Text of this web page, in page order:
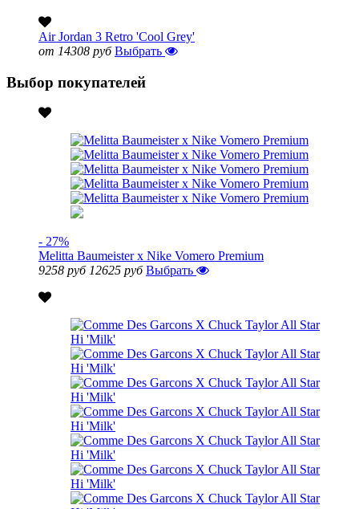
Air Jordan 3 Retro 'Cool Grey'
от 14308 руб Выбрать
Выбор покупателей
- 27%
Melitta Baumeister x Nike Vomero Premium
9258 руб 12625 руб Выбрать